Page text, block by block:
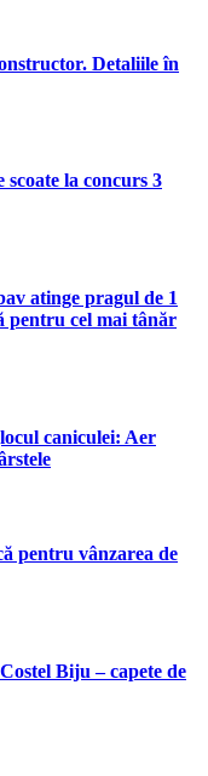
Detaliile în
la concurs 3
atinge pragul de 1
pentru cel mai tânăr
caniculei: Aer
pentru vânzarea de
Biju – capete de